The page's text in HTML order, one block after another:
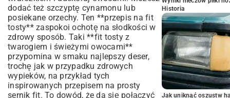
dodać też szczyptę cynamonu lub
posiekane orzechy. Ten **przepis na fit
tosty** zaspokoi ochotę na słodkości w
zdrowy sposób. Taki **fit tosty z
twarogiem i świeżymi owocami**
przypomina w smaku najlepszy deser,
trochę jak w przypadku zdrowych
wypieków, na przykład tych
inspirowanych przepisem na prosty
sernik fit. To dowód, że da się połączyć
Historia
Jak uniknąć oszustw